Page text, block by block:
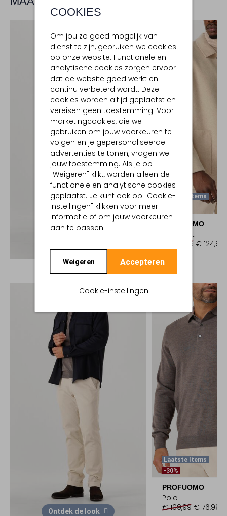
COOKIES
Om jou zo goed mogelijk van
dienst te zijn, gebruiken we cookies
op onze website. Functionele en
analytische cookies zorgen ervoor
dat de website goed werkt en
continu verbeterd wordt. Deze
cookies worden altijd geplaatst en
vereisen geen toestemming. Voor
marketingcookies, die we
gebruiken om jouw voorkeuren te
volgen en je gepersonaliseerde
advertenties te tonen, vragen we
jouw toestemming. Als je op
"Weigeren" klikt, worden alleen de
functionele en analytische cookies
geplaatst. Je kunt ook op "Cookie-
instellingen" klikken voor meer
informatie of om jouw voorkeuren
aan te passen.
Weigeren Accepteren
Cookie-instellingen
Ontdek de look
Laatste Items
PROFUOMO
Overshirt
€ 249,99 € 124,99
Ontdek de look
Laatste Items
-30%
PROFUOMO
Polo
€ 109,99 € 76,99